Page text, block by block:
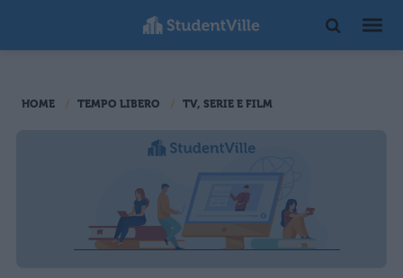
HOME TEMPO LIBERO TV, SERIE E FILM